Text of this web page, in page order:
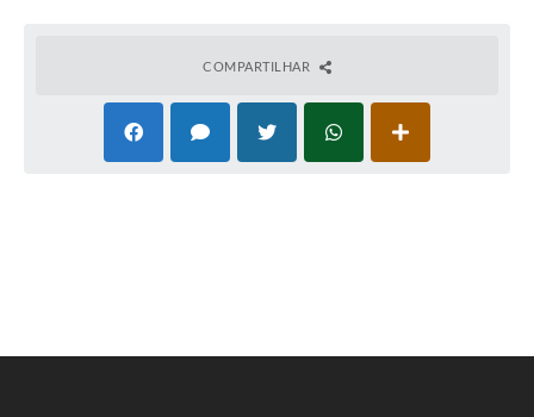
COMPARTILHAR